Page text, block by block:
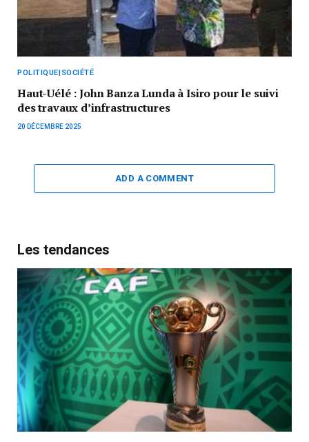
POLITIQUE|SOCIÉTÉ
Haut-Uélé : John Banza Lunda à Isiro pour le suivi
des travaux d’infrastructures
20 DÉCEMBRE 2025
ADD A COMMENT
Les tendances